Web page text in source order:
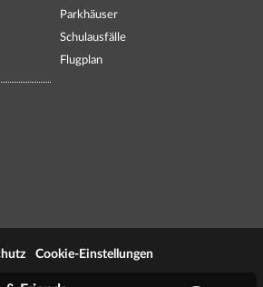
Parkhäuser
Schulausfälle
Flugplan
Cookie-Einstellungen